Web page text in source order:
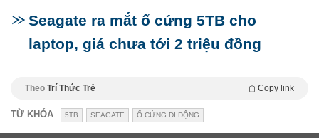
Seagate ra mắt ổ cứng 5TB cho
laptop, giá chưa tới 2 triệu đồng
Theo Trí Thức Trẻ Copy link
TỪ KHÓA 5TB SEAGATE Ổ CỨNG DI ĐỘNG